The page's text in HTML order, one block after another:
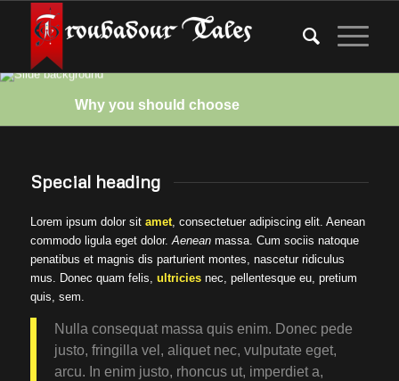
Why you should choose
Special heading
Lorem ipsum dolor sit amet, consectetuer adipiscing elit. Aenean
commodo ligula eget dolor. Aeneanmassa. Cum sociis natoque
penatibus et magnis dis parturient montes, nascetur ridiculus
mus. Donec quam felis, ultriciesnec, pellentesque eu, pretium
quis, sem.
Nulla consequat massa quis enim. Donec pede
justo, fringilla vel, aliquet nec, vulputate eget,
arcu. In enim justo, rhoncus ut, imperdiet a,